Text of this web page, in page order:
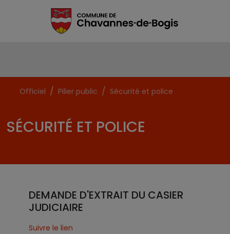
Officiel Pilier public Sécurité et police
SÉCURITÉ ET POLICE
DEMANDE D'EXTRAIT DU CASIER
JUDICIAIRE
Suivre le lien